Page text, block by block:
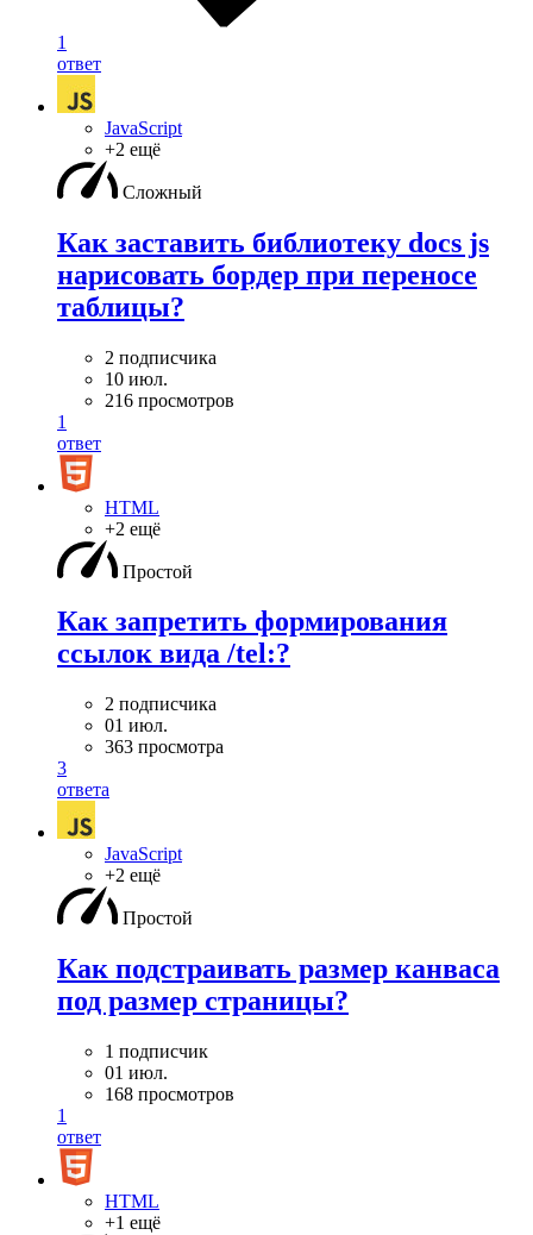
1
ответ
JavaScript
+2 ещё
Сложный
Как заставить библиотеку docs js
нарисовать бордер при переносе
таблицы?
2 подписчика
10 июл.
216 просмотров
1
ответ
HTML
+2 ещё
Простой
Как запретить формирования
ссылок вида /tel:?
2 подписчика
01 июл.
363 просмотра
3
ответа
JavaScript
+2 ещё
Простой
Как подстраивать размер канваса
под размер страницы?
1 подписчик
01 июл.
168 просмотров
1
ответ
HTML
+1 ещё